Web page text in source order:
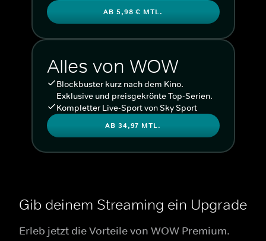
AB 5,98 € MTL.
Alles von WOW
Blockbuster kurz nach dem Kino.
Exklusive und preisgekrönte Top-Serien.
Kompletter Live-Sport von Sky Sport
AB 34,97 MTL.
Gib deinem Streaming ein Upgrade
Erleb jetzt die Vorteile von WOW Premium.